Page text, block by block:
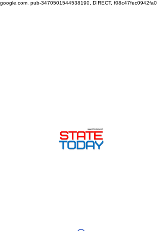
google.com, pub-3470501544538190, DIRECT, f08c47fec0942fa0